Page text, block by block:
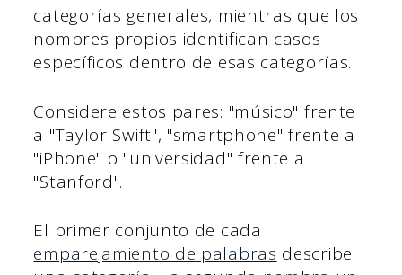
categorías generales, mientras que los
nombres propios identifican casos
específicos dentro de esas categorías.
Considere estos pares: "músico" frente
a "Taylor Swift", "smartphone" frente a
"iPhone" o "universidad" frente a
"Stanford".
El primer conjunto de cada
emparejamiento de palabras describe